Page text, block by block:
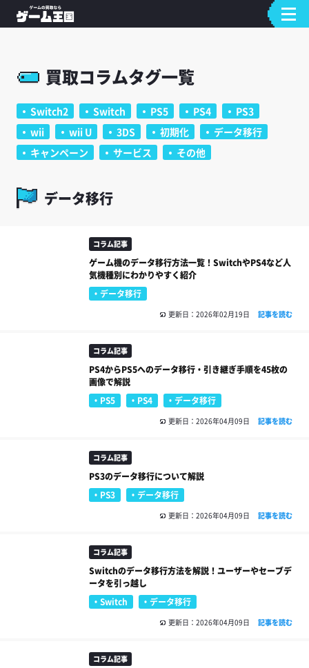
買取コラムタグ一覧
Switch2 Switch PS5 PS4
PS3
wii
wii U 3DS 初期化
データ移行
キャンペーン
サービス その他
データ移行
コラム記事
ゲーム機のデータ移行方法一覧！SwitchやPS4など人
気機種別にわかりやすく紹介
データ移行
更新日：2026年02月19日 記事を読む
コラム記事
PS4からPS5へのデータ移行・引き継ぎ手順を45枚の
画像で解説
PS5
PS4 データ移行
更新日：2026年04月09日 記事を読む
コラム記事
PS3のデータ移行について解説
PS3
データ移行
更新日：2026年04月09日 記事を読む
コラム記事
Switchのデータ移行方法を解説！ユーザーやセーブデ
ータを引っ越し
Switch
データ移行
更新日：2026年04月09日 記事を読む
コラム記事